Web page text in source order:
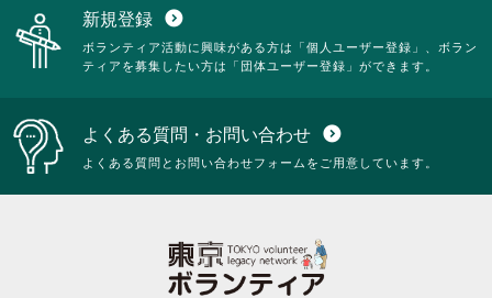
新規登録 expand_circle_down
ボランティア活動に興味がある方は「個人ユーザー登録」、ボラン
ティアを募集したい方は「団体ユーザー登録」ができます。
よくある質問・お問い合わせ expand_circle_down
よくある質問とお問い合わせフォームをご用意しています。